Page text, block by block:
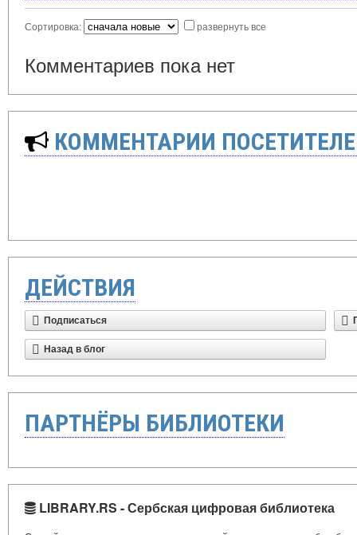
Сортировка: развернуть все
Комментариев пока нет
КОММЕНТАРИИ
ДЕЙСТВИЯ
Подписаться
Назад в блог
ПАРТНЁРЫ БИБЛИОТЕКИ
LIBRARY.RS - Сербская цифровая библиотека